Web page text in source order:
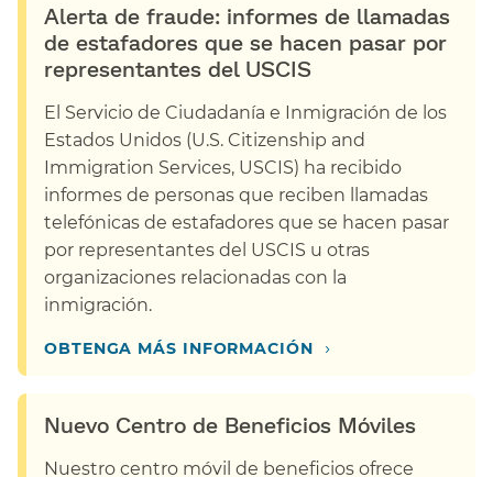
Alerta de fraude: informes de llamadas
de estafadores que se hacen pasar por
representantes del USCIS​​
El Servicio de Ciudadanía e Inmigración de los
Estados Unidos (U.S. Citizenship and
Immigration Services, USCIS) ha recibido
informes de personas que reciben llamadas
telefónicas de estafadores que se hacen pasar
por representantes del USCIS u otras
organizaciones relacionadas con la
inmigración.​​
OBTENGA MÁS INFORMACIÓN​​ ›
Nuevo Centro de Beneficios Móviles​​
Nuestro centro móvil de beneficios ofrece